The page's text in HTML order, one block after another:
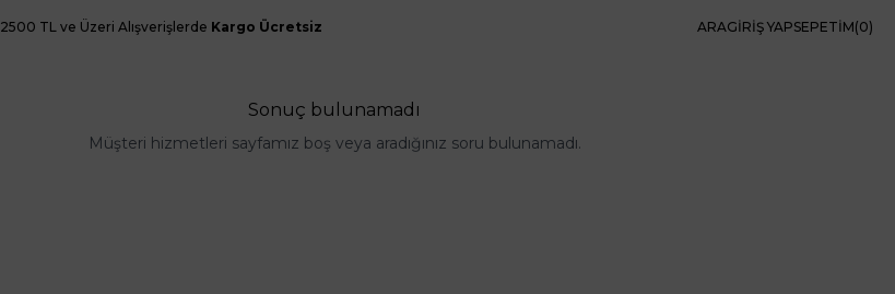
2500 TL ve Üzeri Alışverişlerde Kargo Ücretsiz ARAGIRIŞ YAPSEPETIM(0)
Sonuç bulunamadı
Müşteri hizmetleri sayfamız boş veya aradığınız soru bulunamadı.